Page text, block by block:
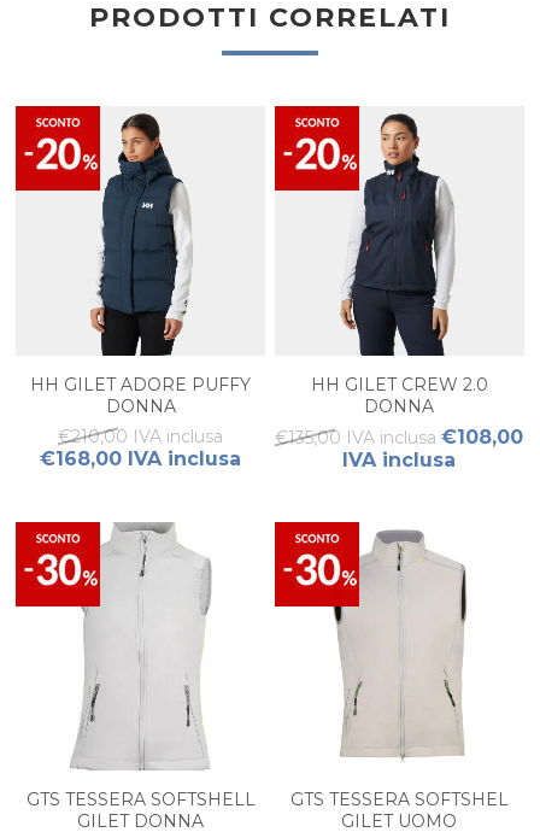
PRODOTTI CORRELATI
HH GILET ADORE PUFFY
DONNA
€210,00 IVA inclusa
€168,00 IVA inclusa
HH GILET CREW 2.0
DONNA
€135,00 IVA inclusa €108,00
IVA inclusa
GTS TESSERA SOFTSHELL
GILET DONNA
GTS TESSERA SOFTSHEL
GILET UOMO